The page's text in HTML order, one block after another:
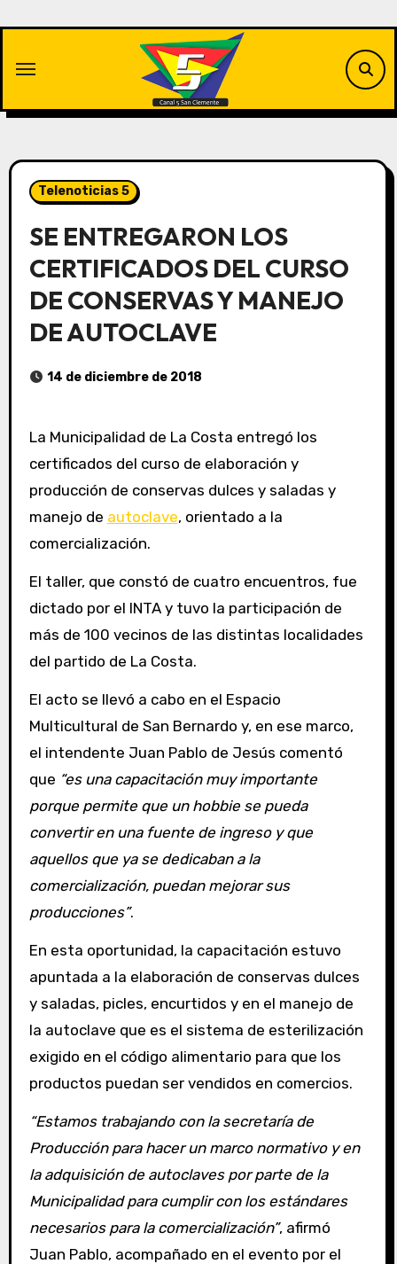
contenido
Telenoticias 5
SE ENTREGARON LOS
CERTIFICADOS DEL CURSO
DE CONSERVAS Y MANEJO
DE AUTOCLAVE
14 de diciembre de 2018
La Municipalidad de La Costa entregó los
certificados del curso de elaboración y
producción de conservas dulces y saladas y
manejo de autoclave, orientado a la
comercialización.
El taller, que constó de cuatro encuentros, fue
dictado por el INTA y tuvo la participación de
más de 100 vecinos de las distintas localidades
del partido de La Costa.
El acto se llevó a cabo en el Espacio
Multicultural de San Bernardo y, en ese marco,
el intendente Juan Pablo de Jesús comentó
que “es una capacitación muy importante
porque permite que un hobbie se pueda
convertir en una fuente de ingreso y que
aquellos que ya se dedicaban a la
comercialización, puedan mejorar sus
producciones”.
En esta oportunidad, la capacitación estuvo
apuntada a la elaboración de conservas dulces
y saladas, picles, encurtidos y en el manejo de
la autoclave que es el sistema de esterilización
exigido en el código alimentario para que los
productos puedan ser vendidos en comercios.
“Estamos trabajando con la secretaría de
Producción para hacer un marco normativo y en
la adquisición de autoclaves por parte de la
Municipalidad para cumplir con los estándares
necesarios para la comercialización”, afirmó
Juan Pablo, acompañado en el evento por el